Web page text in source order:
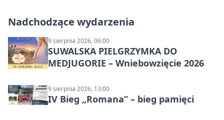
Nadchodzące wydarzenia
9 sierpnia 2026, 06:00
SUWALSKA PIELGRZYMKA DO
MEDJUGORIE – Wniebowzięcie 2026
9 sierpnia 2026, 13:00
IV Bieg „Romana” – bieg pamięci